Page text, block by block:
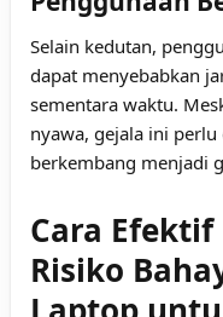
Selain kedutan,
dapat menyebabkan
sementara waktu.
nyawa, gejala ini
berkembang menjadi
Cara
Risiko